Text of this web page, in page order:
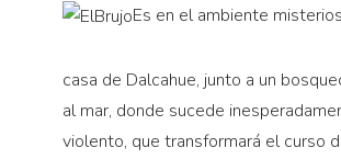
Es en el ambiente
casa de Dalcahue, junto a un
al mar, donde sucede
violento, que transformará el curso